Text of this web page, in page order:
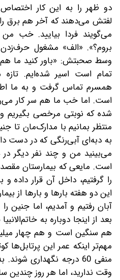
دو ظهر را به این کار
لفتش می‌دهند که آخر هم برق
می‌گویند فردا بیایید. خب
بروم؟»‌. «الف» مشغول
وسط صحبتش: «باور کنید ما هم
تمام است اسیر شده‌ایم.
همسرم تماس گرفت و به ما
است. اما خب ما هم سر کار
شده که نوبتی مرخصی بگیریم
منتظر بمانیم با مدارک‌مان تا
به دبه‌ای آبی‌رنگی که در دست
می‌بینید من و چند نفر دیگر
است. مایعی که بیمارستان
را گرفتیم، داخل آن قرار داده
این دو هفته بارها و بارها از
آبان رفتیم و آمدیم، اما جنین
بعد از اینجا دوباره به
هم سنگین است و هم چهار
مهم‌تر اینکه عمر این پرتابل‌ها
منفی 60 درجه نگهداری
وقت ندارید، اما هر روز